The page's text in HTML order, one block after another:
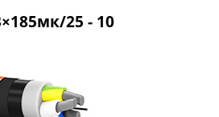
25 - 10